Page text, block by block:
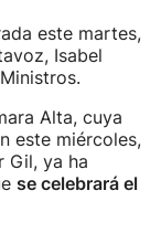
este martes,
Isabel
Alta, cuya
este miércoles,
Gil, ya ha
se celebrará el